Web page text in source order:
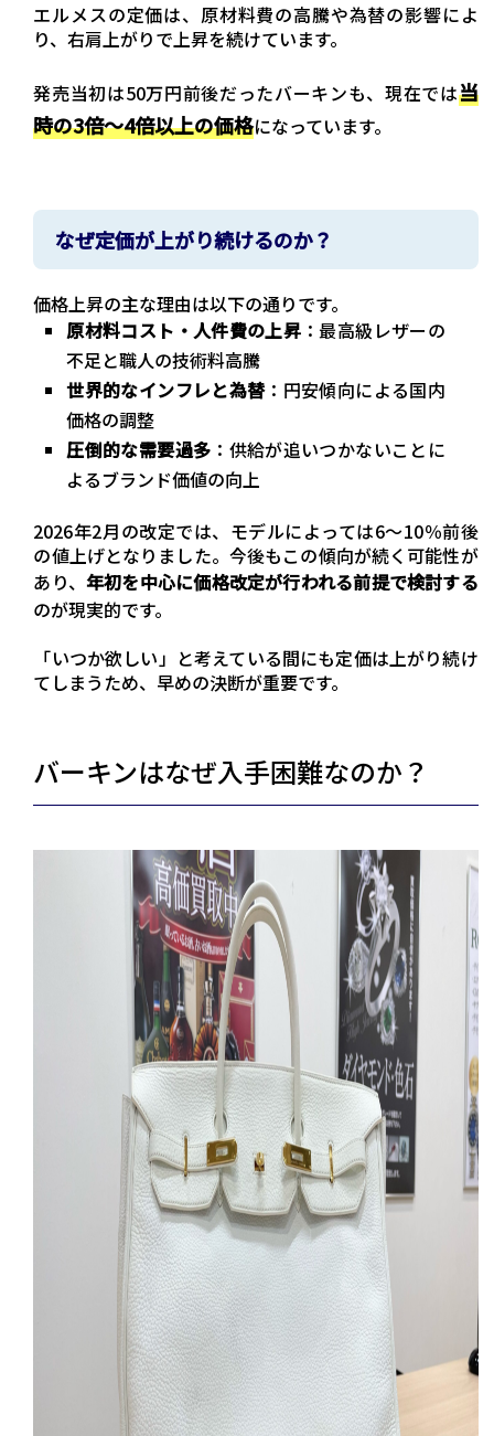
エルメスの定価は、原材料費の高騰や為替の影響によ
り、右肩上がりで上昇を続けています。
発売当初は50万円前後だったバーキンも、現在では当
時の3倍〜4倍以上の価格になっています。
なぜ定価が上がり続けるのか？
価格上昇の主な理由は以下の通りです。
原材料コスト・人件費の上昇 ：最高級レザーの
不足と職人の技術料高騰
世界的なインフレと為替：円安傾向による国内
価格の調整
圧倒的な需要過多 ：供給が追いつかないことに
よるブランド価値の向上
2026年2月の改定では、モデルによっては6〜10％前後
の値上げとなりました。今後もこの傾向が続く可能性が
あり、年初を中心に価格改定が行われる前提で検討する
のが現実的です。
「いつか欲しい」と考えている間にも定価は上がり続け
てしまうため、早めの決断が重要です。
バーキンはなぜ入手困難なのか？